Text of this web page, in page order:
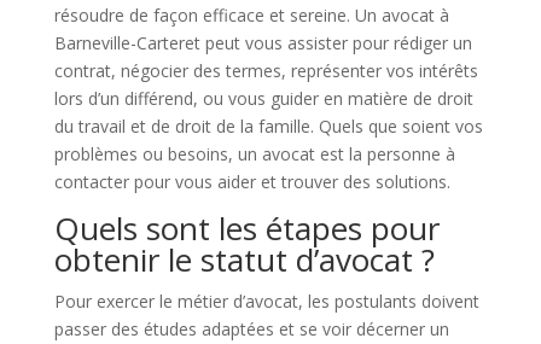
résoudre de façon efficace et sereine. Un avocat à
Barneville-Carteret peut vous assister pour rédiger un
contrat, négocier des termes, représenter vos intérêts
lors d’un différend, ou vous guider en matière de droit
du travail et de droit de la famille. Quels que soient vos
problèmes ou besoins, un avocat est la personne à
contacter pour vous aider et trouver des solutions.
Quels sont les étapes pour
obtenir le statut d’avocat ?
Pour exercer le métier d’avocat, les postulants doivent
passer des études adaptées et se voir décerner un